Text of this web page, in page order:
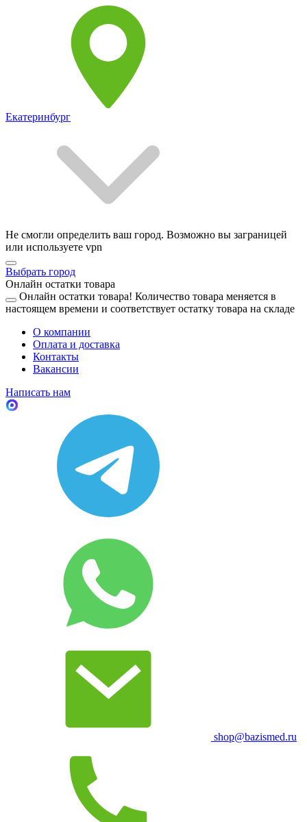
Екатеринбург
Не смогли определить ваш город. Возможно вы заграницей
или используете vpn
Выбрать город
Онлайн остатки товара
Онлайн остатки товара! Количество товара меняется в
настоящем времени и соответствует остатку товара на складе
О компании
Оплата и доставка
Контакты
Вакансии
Написать нам
shop@bazismed.ru